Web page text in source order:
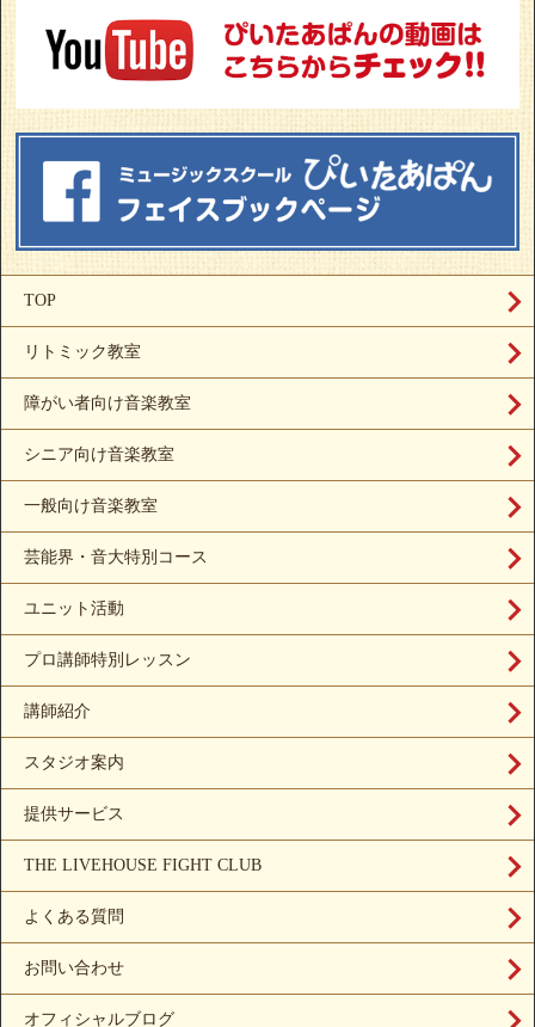
TOP
リトミック教室
障がい者向け音楽教室
シニア向け音楽教室
一般向け音楽教室
芸能界・音大特別コース
ユニット活動
プロ講師特別レッスン
講師紹介
スタジオ案内
提供サービス
THE LIVEHOUSE FIGHT CLUB
よくある質問
お問い合わせ
オフィシャルブログ